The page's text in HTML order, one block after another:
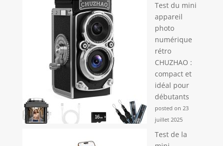
Test du mini
appareil
photo
numérique
rétro
CHUZHAO :
compact et
idéal pour
débutants
posted on 23
juillet 2025
Test de la